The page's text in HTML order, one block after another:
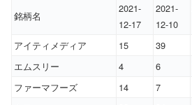
銘柄名
2021-
12-17
2021-
12-10
アイティメディア
15 39
エムスリー
4 6
ファーマフーズ
14 7